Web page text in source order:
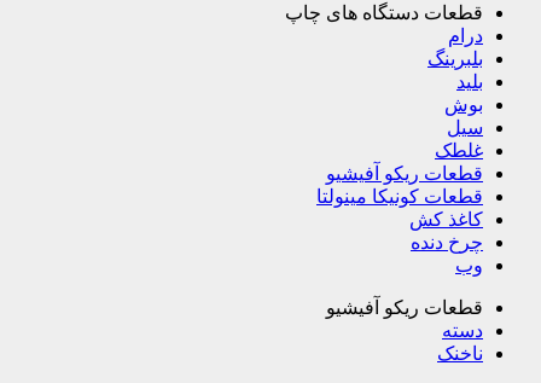
قطعات دستگاه های چاپ
درام
بلبرینگ
بلید
بوش
سیل
غلطک
قطعات ریکو آفیشیو
قطعات کونیکا مینولتا
کاغذ کش
چرخ دنده
وب
قطعات ریکو آفیشیو
دسته
ناخنک